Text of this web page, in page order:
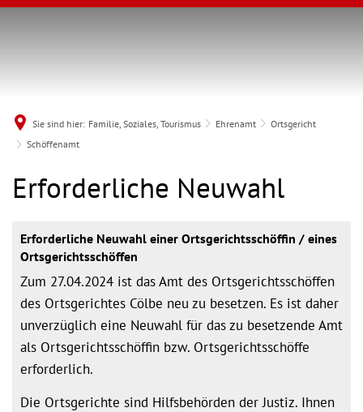
Sie sind hier: Familie, Soziales, Tourismus Ehrenamt
Ortsgericht
Schöffenamt
Schöffenamt
Erforderliche Neuwahl
Erforderliche Neuwahl einer Ortsgerichtsschöffin / eines
Ortsgerichtsschöffen
Zum 27.04.2024 ist das Amt des Ortsgerichtsschöffen
des Ortsgerichtes Cölbe neu zu besetzen. Es ist daher
unverzüglich eine Neuwahl für das zu besetzende Amt
als Ortsgerichtsschöffin bzw. Ortsgerichtsschöffe
erforderlich.
Die Ortsgerichte sind Hilfsbehörden der Justiz. Ihnen